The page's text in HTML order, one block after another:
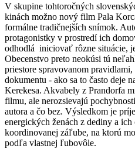
V skupine tohtoročných
kinách možno nový film Pala
formálne tradičnejších snímok.
protagonistky v prostredí ich
odhodlá iniciovať rôzne situácie,
Obecenstvo preto neokúsi tú
priestore spravovanom
dokumentu - ako sa to často deje
Kerekesa. Akvabely z Prandorfa
filmu, ale nerozsievajú
autora a čo bez. Výsledkom je
energických ženách z dediny a ich
koordinovanej záľube, na ktorú
podľa vlastnej ľubovôle.